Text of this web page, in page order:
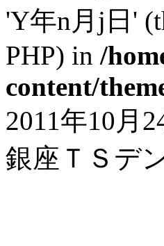
'Y年n月j日'
PHP) in /
content/
2011年10月
銀座ＴＳデ